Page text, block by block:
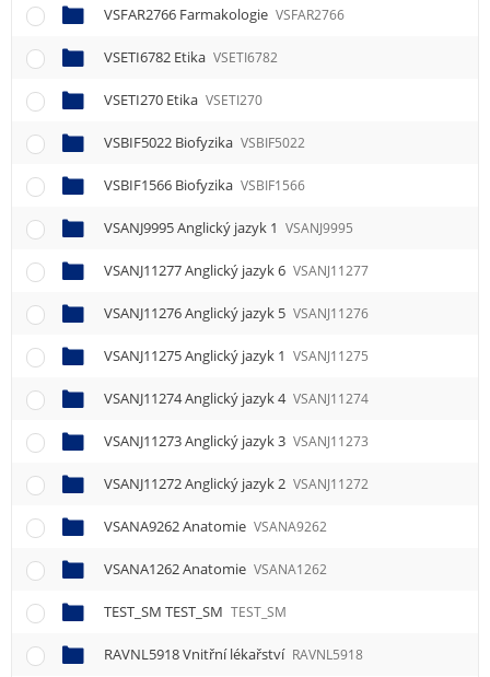
VSFAR2766 Farmakologie VSFAR2766
VSETI6782 Etika VSETI6782
VSETI270 Etika VSETI270
VSBIF5022 Biofyzika VSBIF5022
VSBIF1566 Biofyzika VSBIF1566
VSANJ9995 Anglický jazyk 1 VSANJ9995
VSANJ11277 Anglický jazyk 6 VSANJ11277
VSANJ11276 Anglický jazyk 5 VSANJ11276
VSANJ11275 Anglický jazyk 1 VSANJ11275
VSANJ11274 Anglický jazyk 4 VSANJ11274
VSANJ11273 Anglický jazyk 3 VSANJ11273
VSANJ11272 Anglický jazyk 2 VSANJ11272
VSANA9262 Anatomie VSANA9262
VSANA1262 Anatomie VSANA1262
TEST_SM TEST_SM TEST_SM
RAVNL5918 Vnitřní lékařství RAVNL5918